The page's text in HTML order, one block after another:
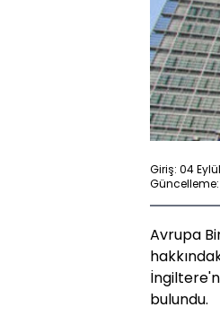
Giriş: 04
Güncelleme:
Avrupa
bulundu.